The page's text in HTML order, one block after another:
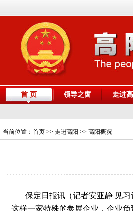
首 页 领导之窗 走进
当前位置： 首页 >> 走进高阳 >> 高阳概况
保定日报讯（记者安亚静 见
这样一家特殊的参展企业，企业